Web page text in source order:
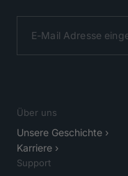
Über uns
Unsere Geschichte ›
Karriere ›
Support